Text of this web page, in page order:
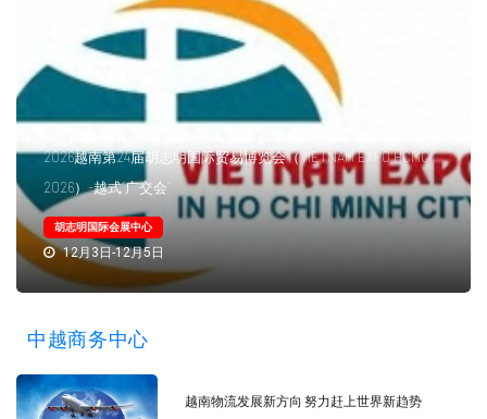
2026越南第24届胡志明国际贸易博览会（VIETNAM EXPO HCMC
2026）-越式“广交会”
胡志明国际会展中心
12月3日-12月5日
中越商务中心
越南物流发展新方向 努力赶上世界新趋势